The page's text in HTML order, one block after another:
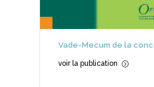
Vade-Mecum de la
voir la publication =